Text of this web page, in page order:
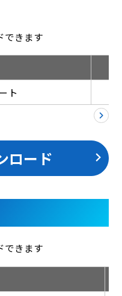
できます
ト
ロード
できます